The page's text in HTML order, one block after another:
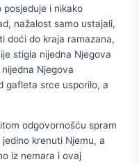
posjeduje i nikako
nažalost samo ustajali,
doći do kraja ramazana,
stigla nijedna Njegova
Njegova
gafleta srce usporilo, a
odgovornošću spram
krenuti Njemu, a
iz nemara i ovaj